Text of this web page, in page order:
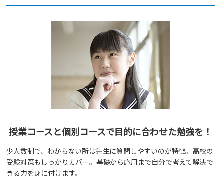
授業コースと個別コースで目的に合わせた勉強を！
少人数制で、わからない所は先生に質問しやすいのが特徴。高校の
受験対策もしっかりカバー。基礎から応用まで自分で考えて解決で
きる力を身に付けます。